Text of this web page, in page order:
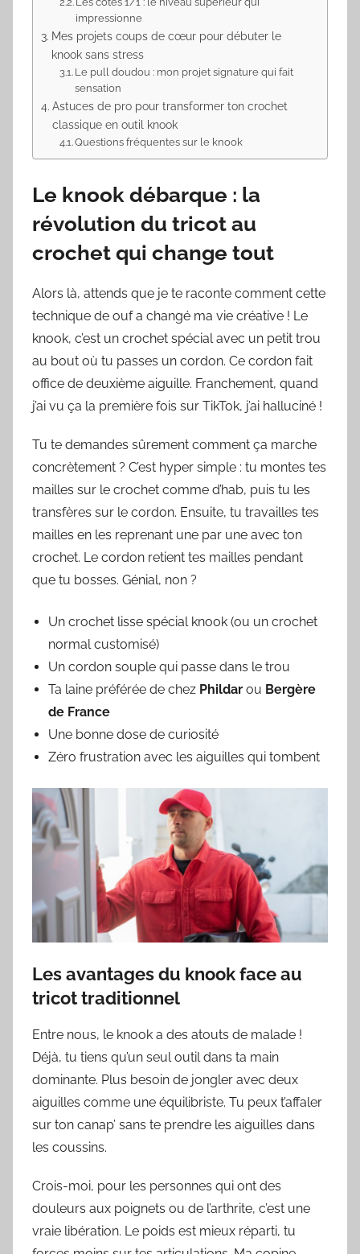
impressionne
Mes projets coups de cœur pour débuter le
knook sans stress
Le pull doudou : mon projet signature qui fait
sensation
Astuces de pro pour transformer ton crochet
classique en outil knook
Questions fréquentes sur le knook
Le knook débarque : la
révolution du tricot au
crochet qui change tout
Alors là, attends que je te raconte comment cette
technique de ouf a changé ma vie créative ! Le
knook, c’est un crochet spécial avec un petit trou
au bout où tu passes un cordon. Ce cordon fait
office de deuxième aiguille. Franchement, quand
j’ai vu ça la première fois sur TikTok, j’ai halluciné !
Tu te demandes sûrement comment ça marche
concrètement ? C’est hyper simple : tu montes tes
mailles sur le crochet comme d’hab, puis tu les
transfères sur le cordon. Ensuite, tu travailles tes
mailles en les reprenant une par une avec ton
crochet. Le cordon retient tes mailles pendant
que tu bosses. Génial, non ?
Un crochet lisse spécial knook (ou un crochet
normal customisé)
Un cordon souple qui passe dans le trou
Ta laine préférée de chez Phildar ou Bergère
de France
Une bonne dose de curiosité
Zéro frustration avec les aiguilles qui tombent
Les avantages du knook face au
tricot traditionnel
Entre nous, le knook a des atouts de malade !
Déjà, tu tiens qu’un seul outil dans ta main
dominante. Plus besoin de jongler avec deux
aiguilles comme une équilibriste. Tu peux t’affaler
sur ton canap’ sans te prendre les aiguilles dans
les coussins.
Crois-moi, pour les personnes qui ont des
douleurs aux poignets ou de l’arthrite, c’est une
vraie libération. Le poids est mieux réparti, tu